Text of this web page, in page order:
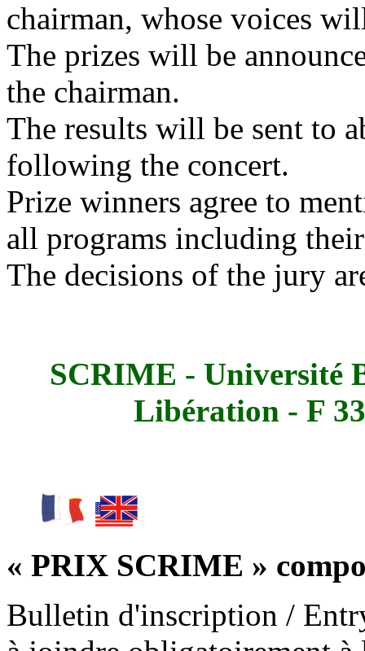
chairman, whose voices
The prizes will be
the chairman.
The results will be sent to
following the concert.
Prize winners agree to
all programs including
The decisions of the jury
SCRIME - Université
Libération - F
« PRIX SCRIME »
Bulletin d'inscription /